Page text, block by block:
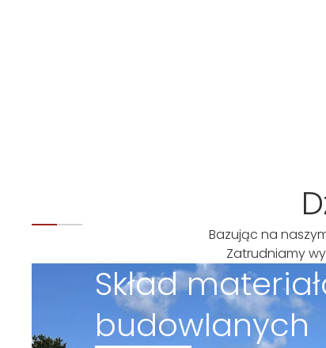
Bazując na
Zatrudniamy
Skład
budowlanych